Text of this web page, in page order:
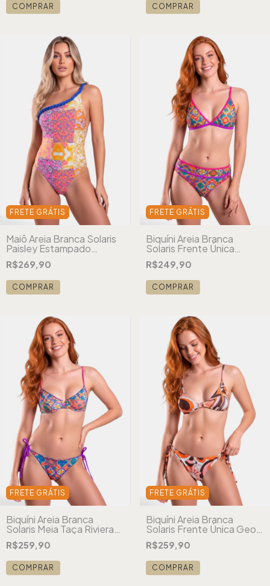
COMPRAR COMPRAR
FRETE GRÁTIS
Maiô Areia Branca Solaris
Paisley Estampado
Laranja
R$269,90
COMPRAR
FRETE GRÁTIS
Biquíni Areia Branca
Solaris Frente Única
Riviera Azul
R$249,90
COMPRAR
FRETE GRÁTIS
Biquíni Areia Branca
Solaris Meia Taça Riviera
Azul
R$259,90
COMPRAR
FRETE GRÁTIS
Biquíni Areia Branca
Solaris Frente Única Geo
Marrom
R$259,90
COMPRAR